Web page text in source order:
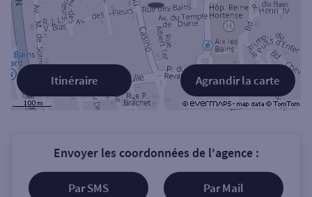
Agrandir la carte
Itinéraire
Envoyer les coordonnées de l'agence :
Par SMS Par Mail